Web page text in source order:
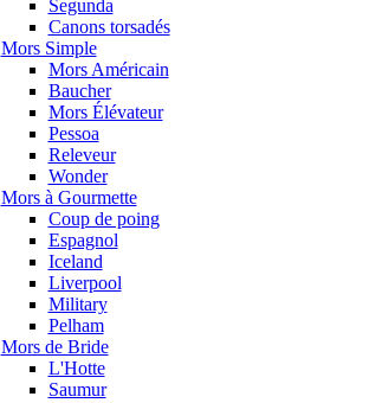
Segunda
Canons torsadés
Mors Simple
Mors Américain
Baucher
Mors Élévateur
Pessoa
Releveur
Wonder
Mors à Gourmette
Coup de poing
Espagnol
Iceland
Liverpool
Military
Pelham
Mors de Bride
L'Hotte
Saumur